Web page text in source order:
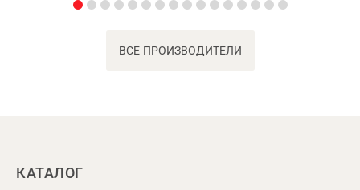
ВСЕ ПРОИЗВОДИТЕЛИ
КАТАЛОГ